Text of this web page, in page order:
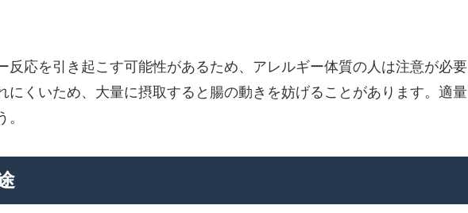
反応を引き起こす可能性があるため、アレルギー体質の人は注意が必要
にくいため、大量に摂取すると腸の動きを妨げることがあります。適量